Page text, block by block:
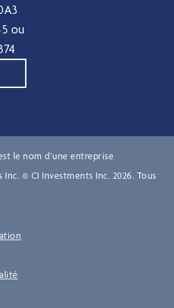
ou
le nom d’une entreprise
© CI Investments Inc. 2026. Tous